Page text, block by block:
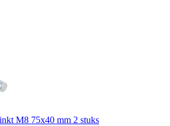
M8 75x40 mm 2 stuks